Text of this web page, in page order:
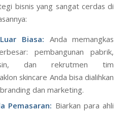
bisnis yang sangat cerdas di
Biasa: Anda memangkas
pembangunan pabrik,
dan rekrutmen tim
skincare Anda bisa dialihkan
dan marketing.
Pemasaran: Biarkan para ahli